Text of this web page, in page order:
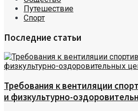
Путешествие
Спорт
Последние статьи
Требования к вентиляции
и физкультурно-